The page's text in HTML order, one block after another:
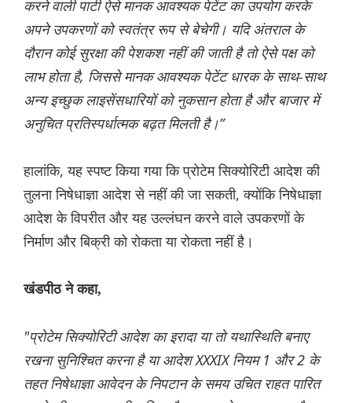
करने वाली पार्टी ऐसे मानक आवश्यक पेटेंट का उपयोग करके
अपने उपकरणों को स्वतंत्र रूप से बेचेगी। यदि अंतराल के
दौरान कोई सुरक्षा की पेशकश नहीं की जाती है तो ऐसे पक्ष को
लाभ होता है, जिससे मानक आवश्यक पेटेंट धारक के साथ-साथ
अन्य इच्छुक लाइसेंसधारियों को नुकसान होता है और बाजार में
अनुचित प्रतिस्पर्धात्मक बढ़त मिलती है।”
हालांकि, यह स्पष्ट किया गया कि प्रोटेम सिक्योरिटी आदेश की
तुलना निषेधाज्ञा आदेश से नहीं की जा सकती, क्योंकि निषेधाज्ञा
आदेश के विपरीत और यह उल्लंघन करने वाले उपकरणों के
निर्माण और बिक्री को रोकता या रोकता नहीं है।
खंडपीठ ने कहा,
"प्रोटेम सिक्योरिटी आदेश का इरादा या तो यथास्थिति बनाए
रखना सुनिश्चित करना है या आदेश XXXIX नियम 1 और 2 के
तहत निषेधाज्ञा आवेदन के निपटान के समय उचित राहत पारित